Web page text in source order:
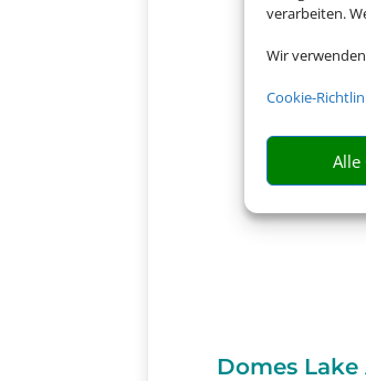
verarbeiten.
Wir
Cookie-
Alle
Domes